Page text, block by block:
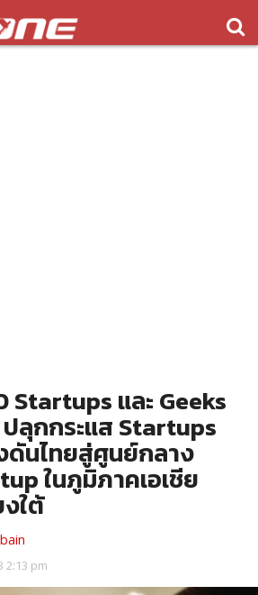
Startups และ Geeks
ลุกกระแส Startups
ดันไทยสู่ศูนย์กลาง
ในภูมิภาคเอเชีย
ใต้
2:13 pm